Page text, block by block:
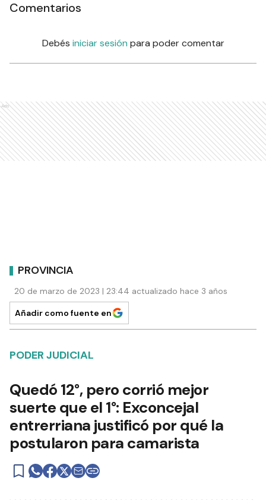
Comentarios
Debés iniciar sesión para poder comentar
Ads
PROVINCIA
20 de marzo de 2023 | 23:44 actualizado hace 3 años
Añadir como fuente en
PODER JUDICIAL
Quedó 12°, pero corrió mejor
suerte que el 1°: Exconcejal
entrerriana justificó por qué la
postularon para camarista